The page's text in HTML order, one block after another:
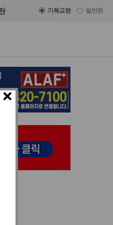
기독교판 일반판
×